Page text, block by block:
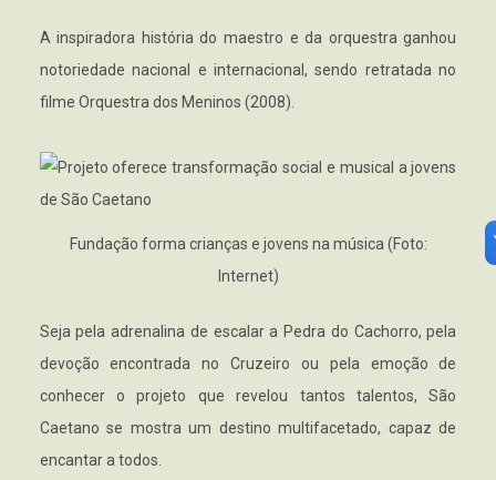
A inspiradora história do maestro e da orquestra ganhou
notoriedade nacional e internacional, sendo retratada no
filme Orquestra dos Meninos (2008).
Fundação forma crianças e jovens na música (Foto:
Internet)
Seja pela adrenalina de escalar a Pedra do Cachorro, pela
devoção encontrada no Cruzeiro ou pela emoção de
conhecer o projeto que revelou tantos talentos, São
Caetano se mostra um destino multifacetado, capaz de
encantar a todos.